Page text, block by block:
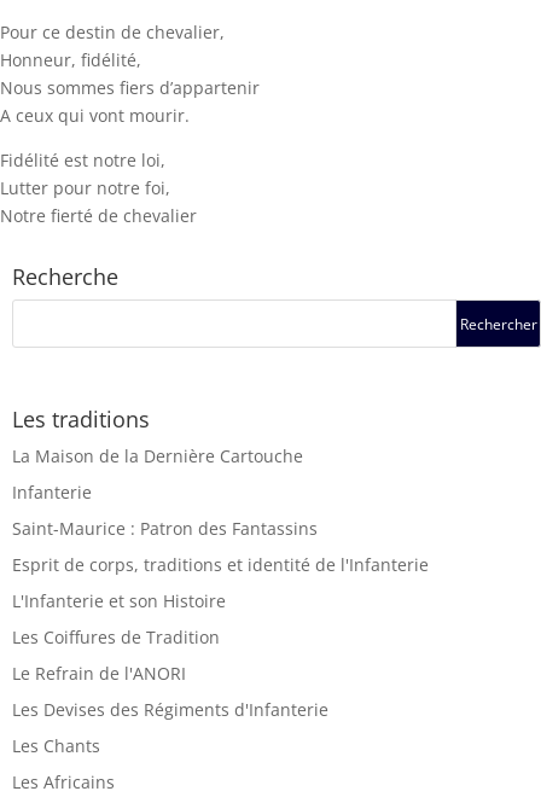
Pour ce destin de chevalier,
Honneur, fidélité,
Nous sommes fiers d’appartenir
A ceux qui vont mourir.
Fidélité est notre loi,
Lutter pour notre foi,
Notre fierté de chevalier
Recherche
Les traditions
La Maison de la Dernière Cartouche
Infanterie
Saint-Maurice : Patron des Fantassins
Esprit de corps, traditions et identité de l'Infanterie
L'Infanterie et son Histoire
Les Coiffures de Tradition
Le Refrain de l'ANORI
Les Devises des Régiments d'Infanterie
Les Chants
Les Africains